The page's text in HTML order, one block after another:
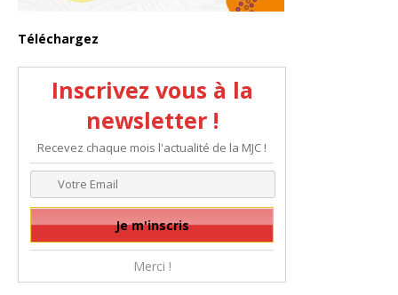
Téléchargez
Inscrivez vous à la
newsletter !
Recevez chaque mois l'actualité de la MJC !
Merci !